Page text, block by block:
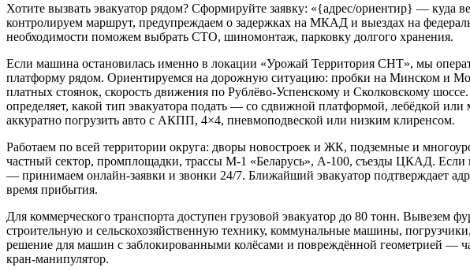
Хотите вызвать эвакуатор рядом? Сформируйте заявку: «{адрес/ориентир} — куда
контролируем маршрут, предупреждаем о задержках на МКАД и выездах на
необходимости поможем выбрать СТО, шиномонтаж, парковку долгого хранения.
Если машина остановилась именно в локации «Урожай Территория СНТ», мы
платформу рядом. Ориентируемся на дорожную ситуацию: пробки на Минском и
платных стоянок, скорость движения по Рублёво-Успенскому и Сколковскому
определяет, какой тип эвакуатора подать — со сдвижной платформой, лебёдкой
аккуратно погрузить авто с АКПП, 4×4, пневмоподвеской или низким клиренсом.
Работаем по всей территории округа: дворы новостроек и ЖК, подземные и
частный сектор, промплощадки, трассы М‑1 «Беларусь», А‑100, съезды ЦКАД. Если
— принимаем онлайн-заявки и звонки 24/7. Ближайший эвакуатор подтверждает
время прибытия.
Для коммерческого транспорта доступен грузовой эвакуатор до 80 тонн. Вывезем
строительную и сельскохозяйственную технику, коммунальные машины,
решение для машин с заблокированными колёсами и повреждённой геометрией —
кран-манипулятор.